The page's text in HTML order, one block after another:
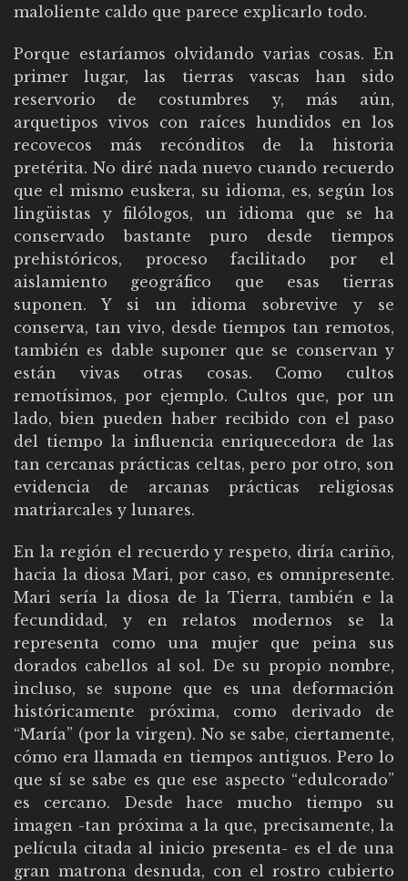
maloliente caldo que parece explicarlo todo.
Porque estaríamos olvidando varias cosas. En
primer lugar, las tierras vascas han sido
reservorio de costumbres y, más aún,
arquetipos vivos con raíces hundidos en los
recovecos más recónditos de la historia
pretérita. No diré nada nuevo cuando recuerdo
que el mismo euskera, su idioma, es, según los
lingüistas y filólogos, un idioma que se ha
conservado bastante puro desde tiempos
prehistóricos, proceso facilitado por el
aislamiento geográfico que esas tierras
suponen. Y si un idioma sobrevive y se
conserva, tan vivo, desde tiempos tan remotos,
también es dable suponer que se conservan y
están vivas otras cosas. Como cultos
remotísimos, por ejemplo. Cultos que, por un
lado, bien pueden haber recibido con el paso
del tiempo la influencia enriquecedora de las
tan cercanas prácticas celtas, pero por otro, son
evidencia de arcanas prácticas religiosas
matriarcales y lunares.
En la región el recuerdo y respeto, diría cariño,
hacia la diosa Mari, por caso, es omnipresente.
Mari sería la diosa de la Tierra, también e la
fecundidad, y en relatos modernos se la
representa como una mujer que peina sus
dorados cabellos al sol. De su propio nombre,
incluso, se supone que es una deformación
históricamente próxima, como derivado de
“María” (por la virgen). No se sabe, ciertamente,
cómo era llamada en tiempos antiguos. Pero lo
que sí se sabe es que ese aspecto “edulcorado”
es cercano. Desde hace mucho tiempo su
imagen -tan próxima a la que, precisamente, la
película citada al inicio presenta- es el de una
gran matrona desnuda, con el rostro cubierto